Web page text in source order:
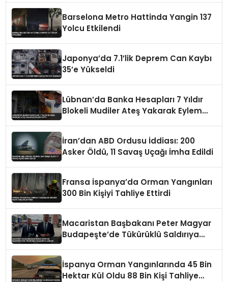
Barselona Metro Hattinda Yangin 137
Yolcu Etkilendi
Japonya’da 7.1’lik Deprem Can Kaybı
35’e Yükseldi
Lübnan’da Banka Hesapları 7 Yıldır
Blokeli Mudiler Ateş Yakarak Eylem
İran’dan ABD Ordusu İddiası: 200
Asker Öldü, 11 Savaş Uçağı İmha Edildi
Fransa İspanya’da Orman Yangınları
300 Bin Kişiyi Tahliye Ettirdi
Macaristan Başbakanı Peter Magyar
Budapeşte’de Tükürüklü Saldırıya
İspanya Orman Yangınlarında 45 Bin
Hektar Kül Oldu 88 Bin Kişi Tahliye